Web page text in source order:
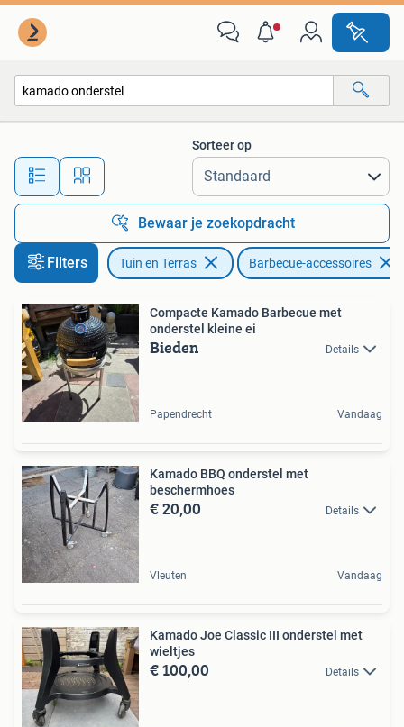
Alle afstanden…
Sorteer op
Bewaar je zoekopdracht
Filters Tuin en Terras Barbecue-accessoires
Compacte Kamado Barbecue met
onderstel kleine ei
Bieden Details
Papendrecht Vandaag
Kamado BBQ onderstel met
beschermhoes
€ 20,00 Details
Vleuten Vandaag
Kamado Joe Classic III onderstel met
wieltjes
€ 100,00 Details